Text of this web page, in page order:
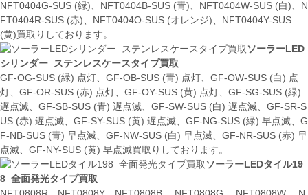
NFT0404G-SUS (緑)、NFT0404B-SUS (青)、NFT0404W-SUS (白)、N
FT0404R-SUS (赤)、NFT0404O-SUS (オレンジ)、NFT0404Y-SUS
(黄)買取りしております。
ソーラーLED
シリンダー ステンレスケースタイプ買取
GF-OG-SUS (緑) 点灯、GF-OB-SUS (青) 点灯、GF-OW-SUS (白) 点
灯、GF-OR-SUS (赤) 点灯、GF-OY-SUS (黄) 点灯、GF-SG-SUS (緑)
遅点滅、GF-SB-SUS (青) 遅点滅、GF-SW-SUS (白) 遅点滅、GF-SR-S
US (赤) 遅点滅、GF-SY-SUS (黄) 遅点滅、GF-NG-SUS (緑) 早点滅、G
F-NB-SUS (青) 早点滅、GF-NW-SUS (白) 早点滅、GF-NR-SUS (赤) 早
点滅、GF-NY-SUS (黄) 早点滅買取りしております。
ソーラーLEDタイル19
8 全面発光タイプ買取